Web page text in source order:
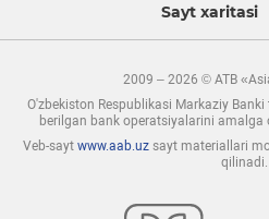
Sayt xaritasi
2009 – 2026 © ATB
O'zbekiston Respublikasi Markaziy
berilgan bank operatsiyalarini
Veb-sayt www.aab.uz sayt materiallari
qilinadi.